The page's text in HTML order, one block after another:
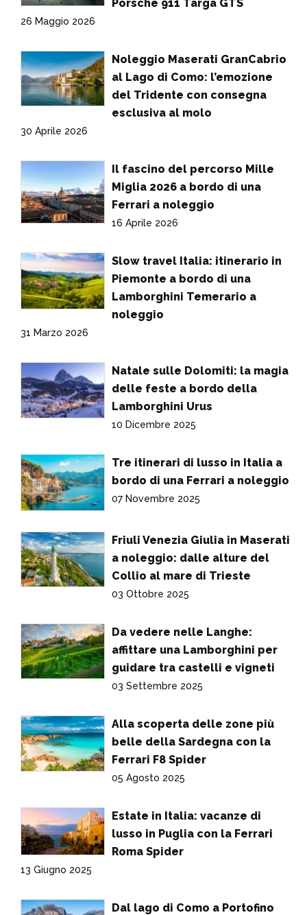
Porsche 911 Targa GTS
26 Maggio 2026
Noleggio Maserati GranCabrio
al Lago di Como: l’emozione
del Tridente con consegna
esclusiva al molo
30 Aprile 2026
Il fascino del percorso Mille
Miglia 2026 a bordo di una
Ferrari a noleggio
16 Aprile 2026
Slow travel Italia: itinerario in
Piemonte a bordo di una
Lamborghini Temerario a
noleggio
31 Marzo 2026
Natale sulle Dolomiti: la magia
delle feste a bordo della
Lamborghini Urus
10 Dicembre 2025
Tre itinerari di lusso in Italia a
bordo di una Ferrari a noleggio
07 Novembre 2025
Friuli Venezia Giulia in Maserati
a noleggio: dalle alture del
Collio al mare di Trieste
03 Ottobre 2025
Da vedere nelle Langhe:
affittare una Lamborghini per
guidare tra castelli e vigneti
03 Settembre 2025
Alla scoperta delle zone più
belle della Sardegna con la
Ferrari F8 Spider
05 Agosto 2025
Estate in Italia: vacanze di
lusso in Puglia con la Ferrari
Roma Spider
13 Giugno 2025
Dal lago di Como a Portofino